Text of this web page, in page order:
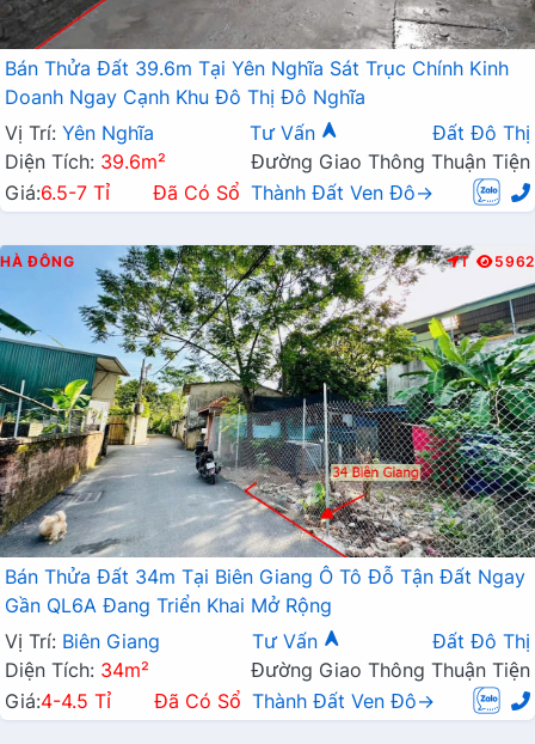
Bán Thửa Đất 39.6m Tại Yên Nghĩa Sát Trục Chính Kinh
Doanh Ngay Cạnh Khu Đô Thị Đô Nghĩa
Vị Trí: Yên Nghĩa Tư Vấn
Đất Đô Thị
Diện Tích: 39.6m²
Đường Giao Thông Thuận Tiện
Giá:6.5-7 Tỉ Đã Có Sổ Thành Đất Ven Đô→
HÀ ĐÔNG T 5962
Bán Thửa Đất 34m Tại Biên Giang Ô Tô Đỗ Tận Đất Ngay
Gần QL6A Đang Triển Khai Mở Rộng
Vị Trí: Biên Giang Tư Vấn
Đất Đô Thị
Diện Tích: 34m²
Đường Giao Thông Thuận Tiện
Giá:4-4.5 Tỉ Đã Có Sổ Thành Đất Ven Đô→